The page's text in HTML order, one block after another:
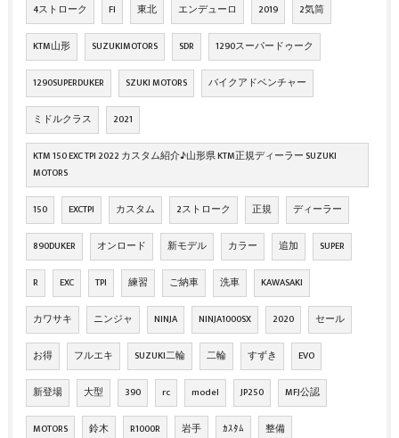
4ストローク FI 東北 エンデューロ 2019 2気筒
KTM山形 SUZUKIMOTORS SDR 1290スーパードゥーク
1290SUPERDUKER SZUKI MOTORS バイクアドベンチャー
ミドルクラス 2021
KTM 150 EXC TPI 2022 カスタム紹介♪山形県 KTM正規ディーラー SUZUKI
MOTORS
150 EXCTPI カスタム 2ストローク 正規 ディーラー
890DUKER オンロード 新モデル カラー 追加 SUPER
R EXC TPI 練習 ご納車 洗車 KAWASAKI
カワサキ ニンジャ NINJA NINJA1000SX 2020 セール
お得 フルエキ SUZUKI二輪 二輪 すずき EVO
新登場 大型 390 rc model JP250 MFJ公認
MOTORS 鈴木 R1000R 岩手 ｶｽﾀﾑ 整備